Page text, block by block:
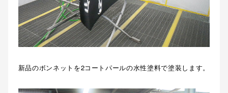
新品のボンネットを2コートパールの水性塗料で塗装します。